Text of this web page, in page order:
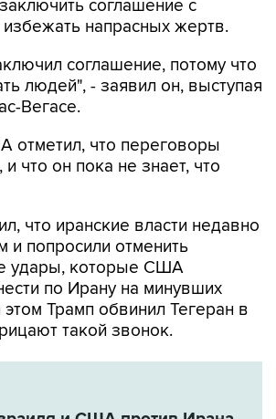
соглашение, потому что
Вегасе.
что переговоры
что иранские власти недавно
удары, которые США
по Ирану на минувших
Трамп обвинил Тегеран в
такой звонок.
и США против Ирана